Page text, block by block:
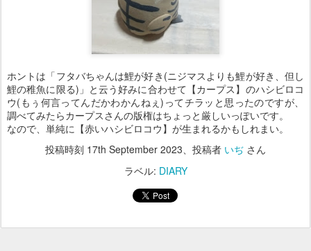
ホントは「フタバちゃんは鯉が好き(ニジマスよりも鯉が好き、但し
鯉の稚魚に限る)」と云う好みに合わせて【カープス】のハシビロコ
ウ(もぅ何言ってんだかわかんねぇ)ってチラッと思ったのですが、
調べてみたらカープスさんの版権はちょっと厳しいっぽいです。
なので、単純に【赤いハシビロコウ】が生まれるかもしれまい。
投稿時刻 17th September 2023、投稿者 いぢ さん
ラベル: DIARY